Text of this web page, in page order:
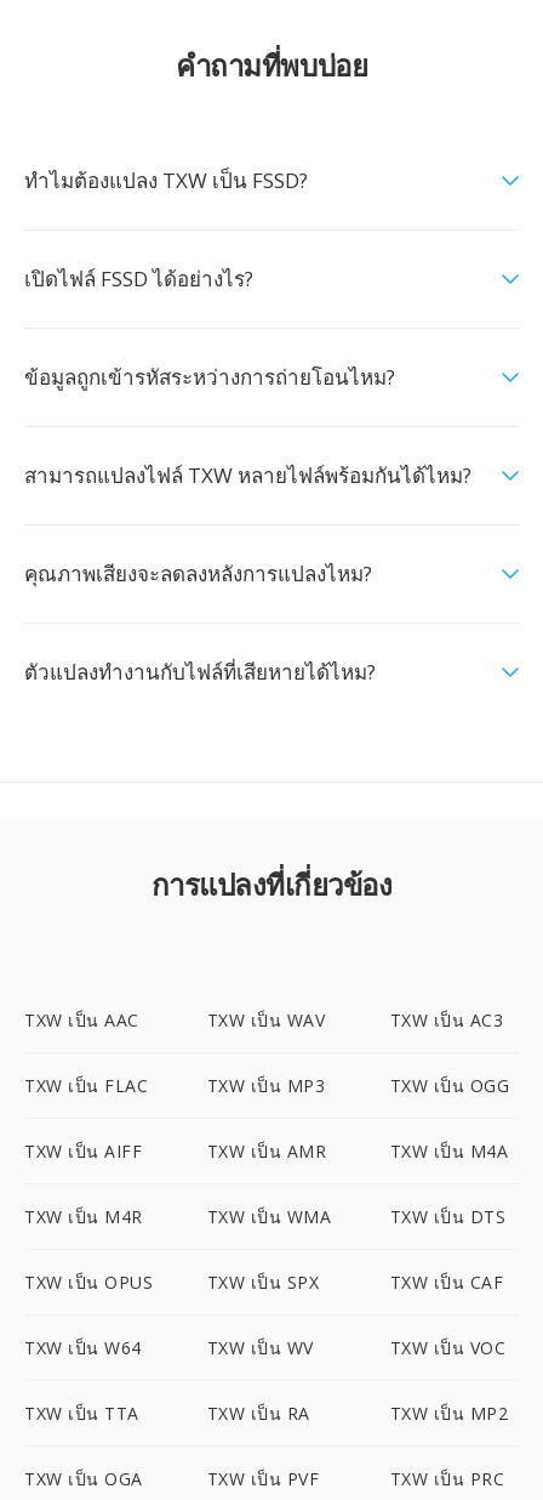
คำถามที่พบบ่อย
ทำไมต้องแปลง TXW เป็น FSSD?
เปิดไฟล์ FSSD ได้อย่างไร?
ข้อมูลถูกเข้ารหัสระหว่างการถ่ายโอนไหม?
สามารถแปลงไฟล์ TXW หลายไฟล์พร้อมกันได้ไหม?
คุณภาพเสียงจะลดลงหลังการแปลงไหม?
ตัวแปลงทำงานกับไฟล์ที่เสียหายได้ไหม?
การแปลงที่เกี่ยวข้อง
TXW เป็น AAC TXW เป็น WAV TXW เป็น AC3
TXW เป็น FLAC TXW เป็น MP3 TXW เป็น OGG
TXW เป็น AIFF TXW เป็น AMR TXW เป็น M4A
TXW เป็น M4R TXW เป็น WMA TXW เป็น DTS
TXW เป็น OPUS TXW เป็น SPX TXW เป็น CAF
TXW เป็น W64 TXW เป็น WV TXW เป็น VOC
TXW เป็น TTA TXW เป็น RA TXW เป็น MP2
TXW เป็น OGA TXW เป็น PVF TXW เป็น PRC